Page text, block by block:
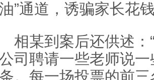
”通道，诱骗家长花
某到案后还供述：“
司聘请一些老师说
。每一场投票的前